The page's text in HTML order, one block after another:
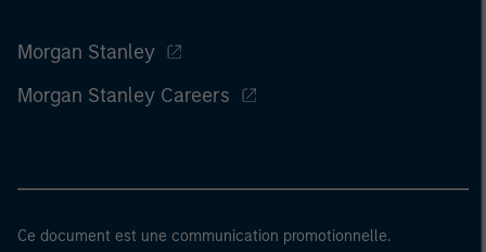
Morgan Stanley
Morgan Stanley Careers
Ce document est une communication promotionnelle.